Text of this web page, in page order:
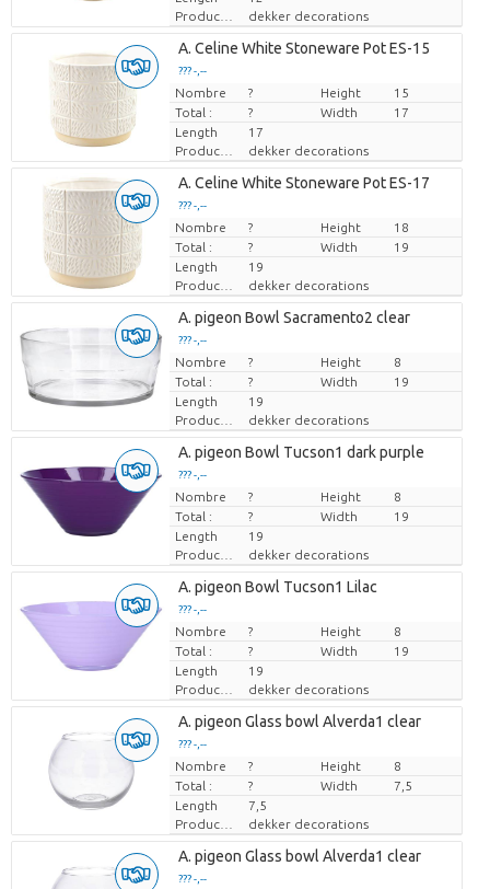
Producteur
dekker decorations
A. Celine White Stoneware Pot ES-15
??? -,--
Prix par pièce
Nombre ? Height
15
Total :
? Width
17
Length
17
Producteur
dekker decorations
A. Celine White Stoneware Pot ES-17
??? -,--
Prix par pièce
Nombre ? Height
18
Total :
? Width
19
Length
19
Producteur
dekker decorations
A. pigeon Bowl Sacramento2 clear
??? -,--
Prix par pièce
Nombre ? Height
8
Total :
? Width
19
Length
19
Producteur
dekker decorations
A. pigeon Bowl Tucson1 dark purple
??? -,--
Prix par pièce
Nombre ? Height
8
Total :
? Width
19
Length
19
Producteur
dekker decorations
A. pigeon Bowl Tucson1 Lilac
??? -,--
Prix par pièce
Nombre ? Height
8
Total :
? Width
19
Length
19
Producteur
dekker decorations
A. pigeon Glass bowl Alverda1 clear
??? -,--
Prix par pièce
Nombre ? Height
8
Total :
? Width
7,5
Length
7,5
Producteur
dekker decorations
A. pigeon Glass bowl Alverda1 clear
??? -,--